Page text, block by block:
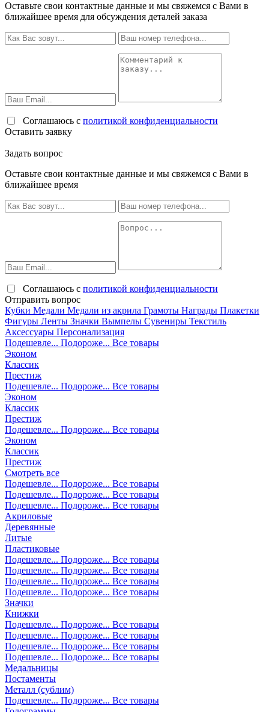
Оставьте свои контактные данные и мы свяжемся с Вами в
ближайшее время для обсуждения деталей заказа
Соглашаюсь с политикой конфиденциальности
Оставить заявку
Задать вопрос
Оставьте свои контактные данные и мы свяжемся с Вами в
ближайшее время
Соглашаюсь с политикой конфиденциальности
Отправить вопрос
Кубки Медали Медали из акрила Грамоты Награды Плакетки
Фигуры Ленты Значки Вымпелы Сувениры Текстиль
Аксессуары Персонализация
Подешевле... Подороже... Все товары
Эконом
Классик
Престиж
Подешевле... Подороже... Все товары
Эконом
Классик
Престиж
Подешевле... Подороже... Все товары
Эконом
Классик
Престиж
Смотреть все
Подешевле... Подороже... Все товары
Подешевле... Подороже... Все товары
Подешевле... Подороже... Все товары
Акриловые
Деревянные
Литые
Пластиковые
Подешевле... Подороже... Все товары
Подешевле... Подороже... Все товары
Подешевле... Подороже... Все товары
Подешевле... Подороже... Все товары
Значки
Книжки
Подешевле... Подороже... Все товары
Подешевле... Подороже... Все товары
Подешевле... Подороже... Все товары
Подешевле... Подороже... Все товары
Медальницы
Постаменты
Металл (сублим)
Подешевле... Подороже... Все товары